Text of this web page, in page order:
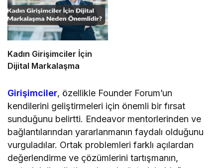
Kadın Girişimciler İçin
Dijital Markalaşma
Girişimciler, özellikle Founder Forum’un
kendilerini geliştirmeleri için önemli bir fırsat
sunduğunu belirtti. Endeavor mentorlerinden ve
bağlantılarından yararlanmanın faydalı olduğunu
vurguladılar. Ortak problemleri farklı açılardan
değerlendirme ve çözümlerini tartışmanın,